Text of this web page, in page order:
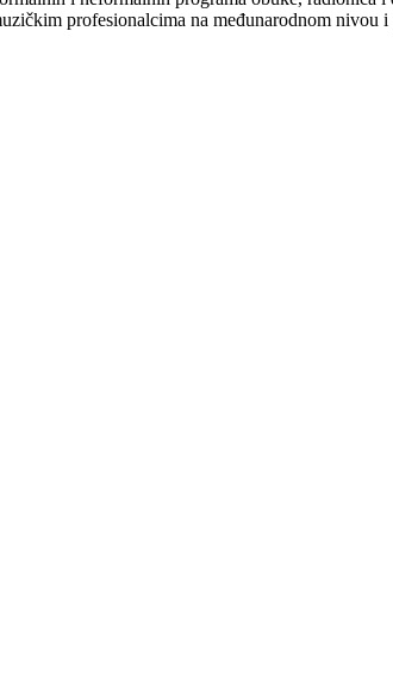
profesionalcima na međunarodnom nivou